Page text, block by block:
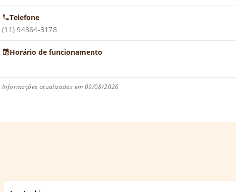
Telefone
(11) 94364-3178
Horário de funcionamento
Informações atualizadas em 09/08/2026